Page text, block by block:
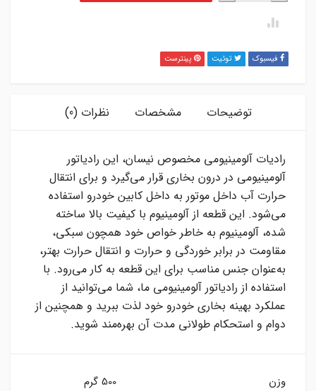
فیسبوک توئیت پینترست
توضیحات مشخصات نظرات (0)
رادیات آلومینیومی مخصوص نیسان، این رادیاتور
آلومینیومی در درون بخاری قرار می‌گیرد و برای انتقال
حرارت آب داخل موتور به داخل کابین خودرو استفاده
می‌شود. این قطعه از آلومینیوم با کیفیت بالا ساخته
شده، آلومینیوم به خاطر خواص خود همچون سبکی،
مقاومت در برابر خوردگی و حرارت و انتقال حرارت بهتر،
به‌عنوان جنس مناسب برای این قطعه به کار می‌رود. با
استفاده از رادیاتور آلومینیومی ما، شما می‌توانید از
عملکرد بهینه بخاری خودرو خود لذت ببرید و همچنین از
دوام و استحکام طولانی مدت آن بهره‌مند شوید.
وزن 500 گرم